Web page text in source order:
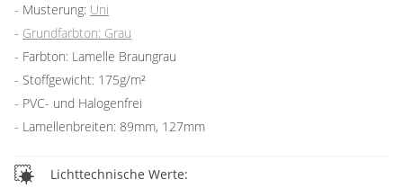
Musterung: Uni
Grundfarbton: Grau
Farbton: Lamelle Braungrau
Stoffgewicht: 175g/m²
PVC- und Halogenfrei
Lamellenbreiten: 89mm, 127mm
Lichttechnische Werte: